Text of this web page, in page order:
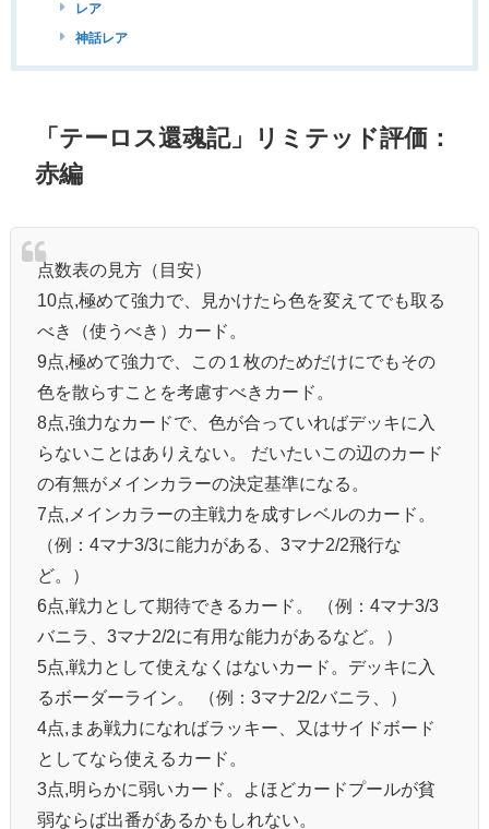
レア
神話レア
「テーロス還魂記」リミテッド評価：
赤編
点数表の見方（目安）
10点,極めて強力で、見かけたら色を変えてでも取る
べき（使うべき）カード。
9点,極めて強力で、この１枚のためだけにでもその
色を散らすことを考慮すべきカード。
8点,強力なカードで、色が合っていればデッキに入
らないことはありえない。 だいたいこの辺のカード
の有無がメインカラーの決定基準になる。
7点,メインカラーの主戦力を成すレベルのカード。
（例：4マナ3/3に能力がある、3マナ2/2飛行な
ど。）
6点,戦力として期待できるカード。 （例：4マナ3/3
バニラ、3マナ2/2に有用な能力があるなど。）
5点,戦力として使えなくはないカード。デッキに入
るボーダーライン。 （例：3マナ2/2バニラ、）
4点,まあ戦力になればラッキー、又はサイドボード
としてなら使えるカード。
3点,明らかに弱いカード。よほどカードプールが貧
弱ならば出番があるかもしれない。